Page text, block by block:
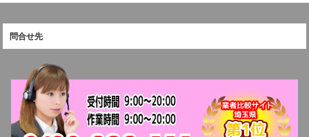
問合せ先